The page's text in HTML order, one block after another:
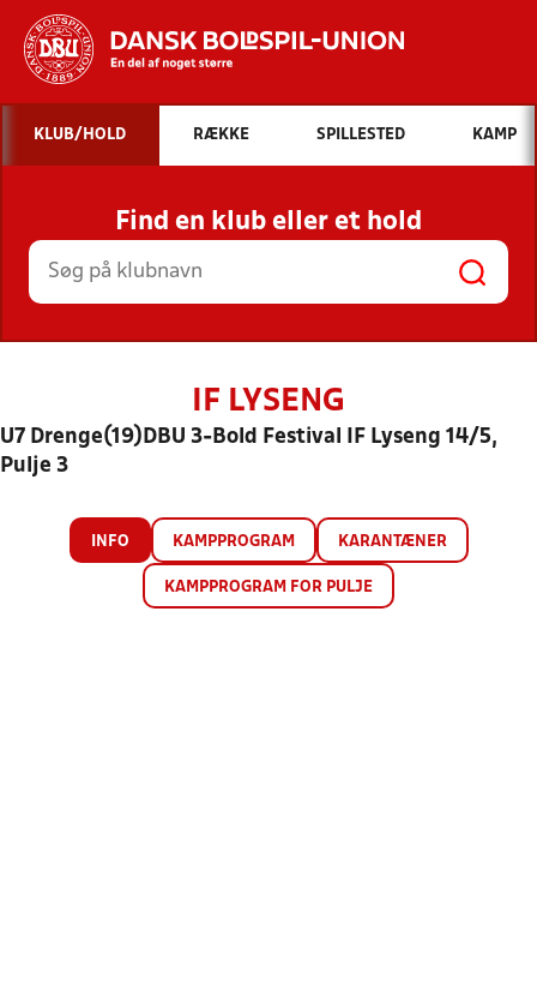
Hvad vil du søge efter?
INDHOLD OG NYHEDER
STILLINGER, RESULTATER, KLUBBER OG
HOLD
KLUB/HOLD RÆKKE SPILLESTED KAMP
Find en klub eller et hold
IF LYSENG
U7 Drenge(19)DBU 3-Bold Festival IF Lyseng 14/5,
Pulje 3
INFO KAMPPROGRAM KARANTÆNER
KAMPPROGRAM FOR PULJE